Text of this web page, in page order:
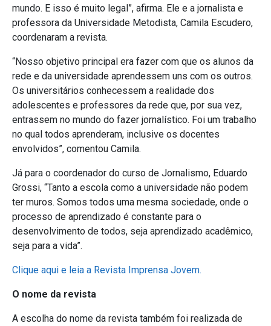
mundo. E isso é muito legal”, afirma. Ele e a jornalista e
professora da Universidade Metodista, Camila Escudero,
coordenaram a revista.
“Nosso objetivo principal era fazer com que os alunos da
rede e da universidade aprendessem uns com os outros.
Os universitários conhecessem a realidade dos
adolescentes e professores da rede que, por sua vez,
entrassem no mundo do fazer jornalístico. Foi um trabalho
no qual todos aprenderam, inclusive os docentes
envolvidos”, comentou Camila.
Já para o coordenador do curso de Jornalismo, Eduardo
Grossi, “Tanto a escola como a universidade não podem
ter muros. Somos todos uma mesma sociedade, onde o
processo de aprendizado é constante para o
desenvolvimento de todos, seja aprendizado acadêmico,
seja para a vida”.
Clique aqui e leia a Revista Imprensa Jovem.
O nome da revista
A escolha do nome da revista também foi realizada de